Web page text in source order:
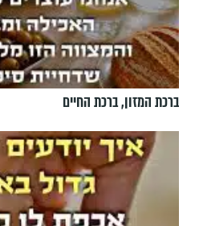
ברכת המזון, ברכת החיים